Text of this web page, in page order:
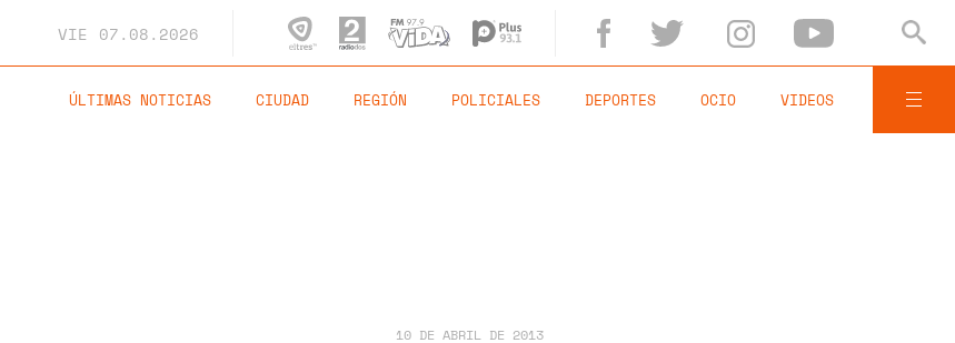
VIE 07.08.2026
ÚLTIMAS NOTICIAS CIUDAD REGIÓN POLICIALES DEPORTES OCIO VIDEOS
10 DE ABRIL DE 2013